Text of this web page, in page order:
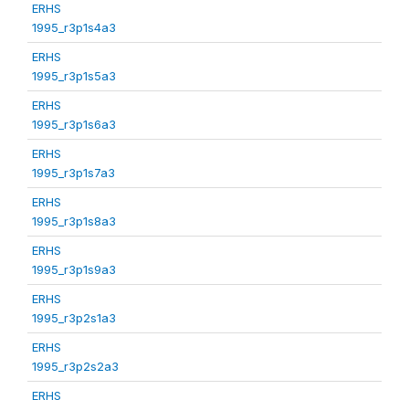
ERHS
1995_r3p1s4a3
ERHS
1995_r3p1s5a3
ERHS
1995_r3p1s6a3
ERHS
1995_r3p1s7a3
ERHS
1995_r3p1s8a3
ERHS
1995_r3p1s9a3
ERHS
1995_r3p2s1a3
ERHS
1995_r3p2s2a3
ERHS